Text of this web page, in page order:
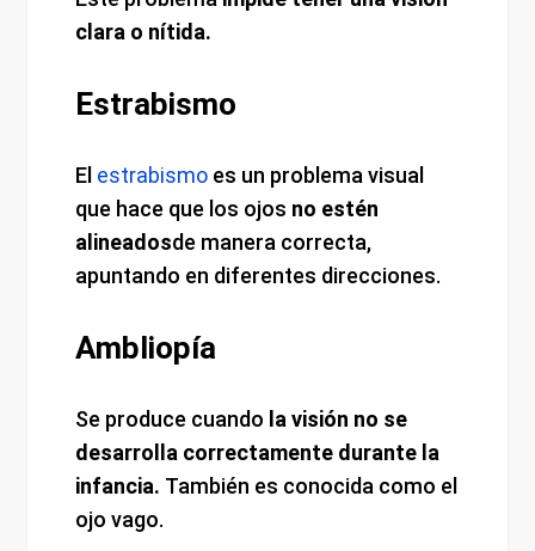
clara o nítida.
Estrabismo
El estrabismo es un problema visual
que hace que los ojos no estén
alineadosde manera correcta,
apuntando en diferentes direcciones.
Ambliopía
Se produce cuando la visión no se
desarrolla correctamente durante la
infancia. También es conocida como el
ojo vago.